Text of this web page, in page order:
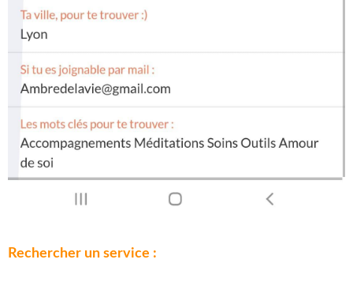
Rechercher un service :